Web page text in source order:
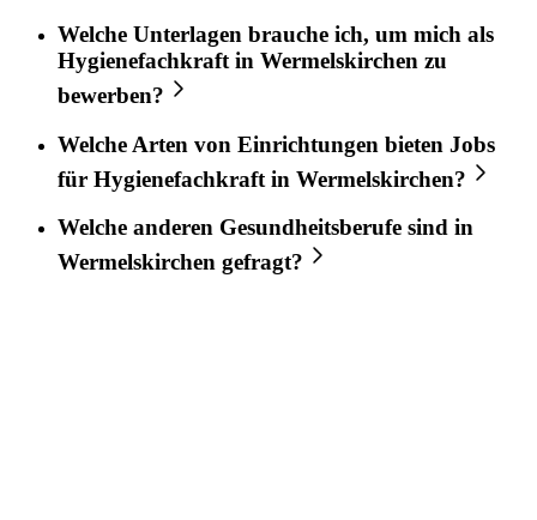
Welche Unterlagen brauche ich, um mich als
Hygienefachkraft in Wermelskirchen zu
bewerben?
Welche Arten von Einrichtungen bieten Jobs
für Hygienefachkraft in Wermelskirchen?
Welche anderen Gesundheitsberufe sind in
Wermelskirchen gefragt?